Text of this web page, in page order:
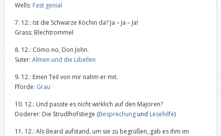
Wells: Fast genial
7. 12.: Ist die Schwarze Köchin da? Ja – Ja – Ja!
Grass: Blechtrommel
8. 12.: Cómo no, Don John.
Suter: Almen und die Libellen
9. 12.: Einen Teil von mir nahm er mit.
Fforde: Grau
10. 12.: Und passte es nicht wirklich auf den Majoren?
Doderer: Die Strudlhofstiege (Besprechungund Lesehilfe)
11. 12.: Als Beard aufstand, um sie zu begrüßen, gab es ihm im